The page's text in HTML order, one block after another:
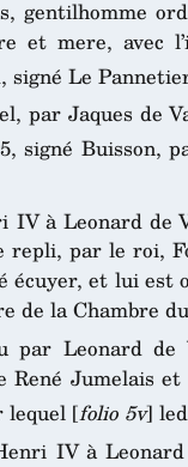
gentilhomme
et mere, avec
signé Le
par Jaques de
signé Buisson,
à Leonard de
par le roi,
et lui est
de la Chambre
Leonard de
René Jumelais
lequel [folio 5v]
IV à